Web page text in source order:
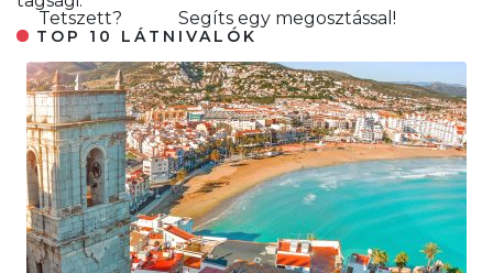
Tetszett?
Segíts egy megosztással!
TOP 10 LÁTNIVALÓK